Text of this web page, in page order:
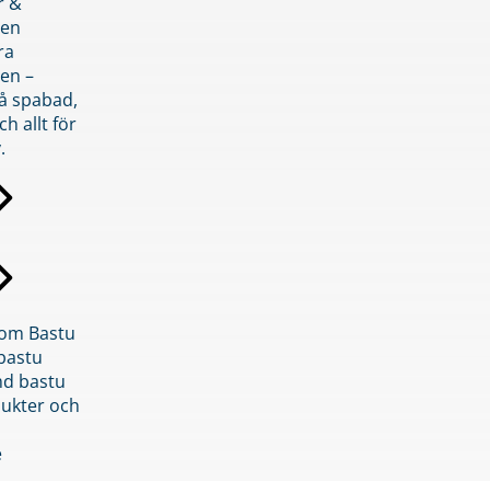
–
spabad,
allt för
Bastu
bastu
och